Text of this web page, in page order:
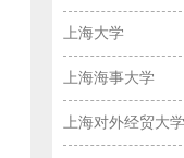
上海大学
上海海事大学
上海对外经贸大学